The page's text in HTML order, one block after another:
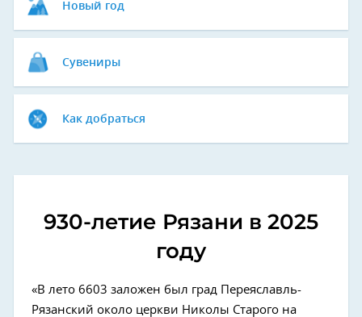
Новый год
Сувениры
Как добраться
930-летие Рязани в 2025
году
«В лето 6603 заложен был град Переяславль-
Рязанский около церкви Николы Старого на